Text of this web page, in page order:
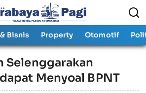
Bisnis Property Otomotif
Selenggarakan
Menyoal BPNT